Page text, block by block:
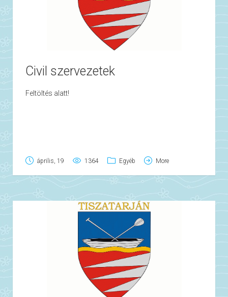
Civil szervezetek
Feltöltés alatt!
április, 19 1364 Egyéb More